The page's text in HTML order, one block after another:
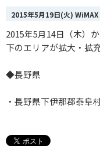
2015年5月19日(火) WiMAX
2015年5月14日（木）
下のエリアが拡大・拡
◆長野県
・長野県下伊那郡泰